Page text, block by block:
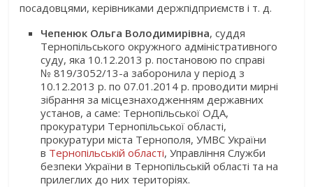
посадовцями, керівниками держпідприємств і т. д.
Чепенюк Ольга Володимирівна, суддя
Тернопільського окружного адміністративного
суду, яка 10.12.2013 р. постановою по справі
№ 819/3052/13-a заборонила у період з
10.12.2013 р. по 07.01.2014 р. проводити мирні
зібрання за місцезнаходженням державних
установ, а саме: Тернопільської ОДА,
прокуратури Тернопільської області,
прокуратури міста Тернополя, УМВС України
в Тернопільській області, Управління Служби
безпеки України в Тернопільській області та на
прилеглих до них територіях.